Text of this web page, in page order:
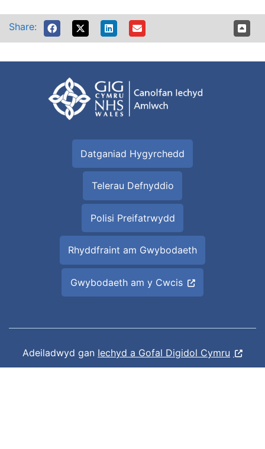
Share:
Datganiad Hygyrchedd
Telerau Defnyddio
Polisi Preifatrwydd
Rhyddfraint am Gwybodaeth
Gwybodaeth am y Cwcis
Adeiladwyd gan Iechyd a Gofal Digidol Cymru